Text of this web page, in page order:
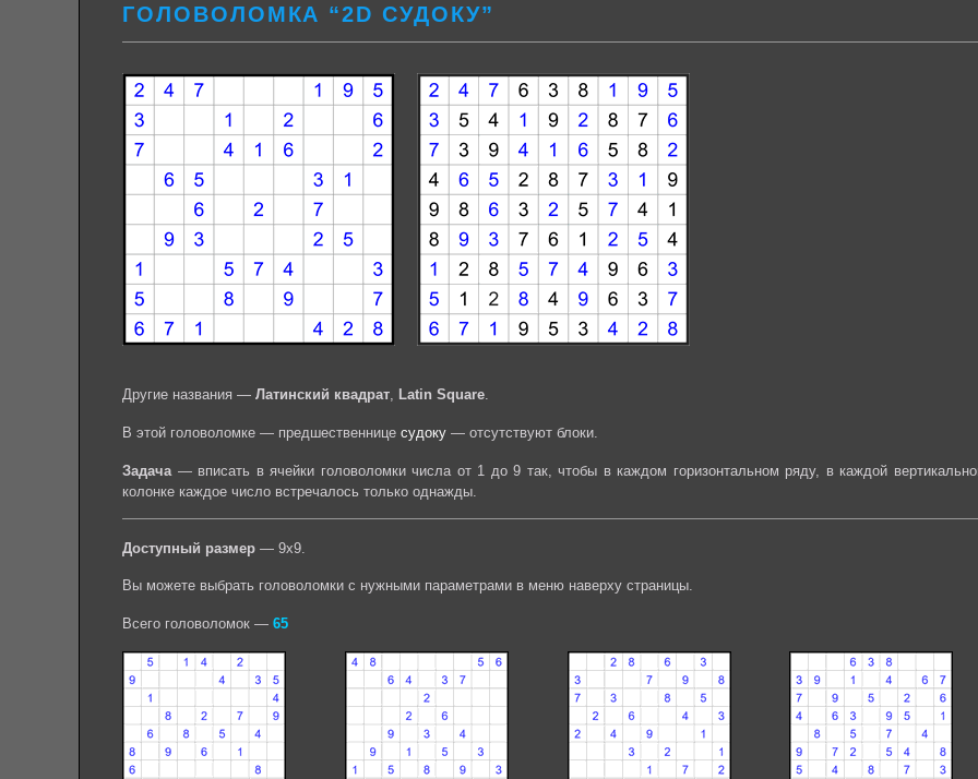
ГОЛОВОЛОМКА “2D СУДОКУ”
Другие названия — Латинский квадрат, Latin Square.
В этой головоломке — предшественнице судоку — отсутствуют блоки.
Задача — вписать в ячейки головоломки числа от 1 до 9 так, чтобы в каждом горизонтальном ряду, в каждой
колонке каждое число встречалось только однажды.
Доступный размер — 9х9.
Вы можете выбрать головоломки с нужными параметрами в меню наверху страницы.
Всего головоломок — 65